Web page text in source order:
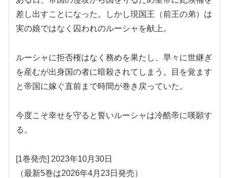
差し出すことになった。しかし現国王（前王の弟）は
実の娘ではなく囚われのルーシャを献上。
ルーシャに拒否権はなく務めを果たし、早々に世継ぎ
を産むが出身国の者に暗殺されてしまう。目を覚ます
と帝国に嫁ぐ直前まで時間が巻き戻っていた。
今度こそ幸せを守ると誓いルーシャは冷酷帝に嘆願す
る。
[1巻発売] 2023年10月30日
（最新5巻は2026年4月23日発売）